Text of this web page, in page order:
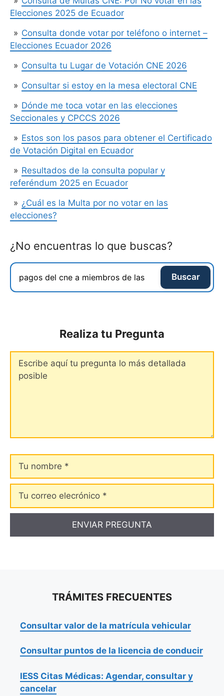
Elecciones 2025 de Ecuador
Consulta donde votar por teléfono o internet –
Elecciones Ecuador 2026
Consulta tu Lugar de Votación CNE 2026
Consultar si estoy en la mesa electoral CNE
Dónde me toca votar en las elecciones
Seccionales y CPCCS 2026
Estos son los pasos para obtener el Certificado
de Votación Digital en Ecuador
Resultados de la consulta popular y
referéndum 2025 en Ecuador
¿Cuál es la Multa por no votar en las
elecciones?
¿No encuentras lo que buscas?
Buscar
Realiza tu Pregunta
nombre
Tu
correo
elecrónico
TRÁMITES FRECUENTES
Consultar valor de la matrícula vehicular
Consultar puntos de la licencia de conducir
IESS Citas Médicas: Agendar, consultar y
cancelar